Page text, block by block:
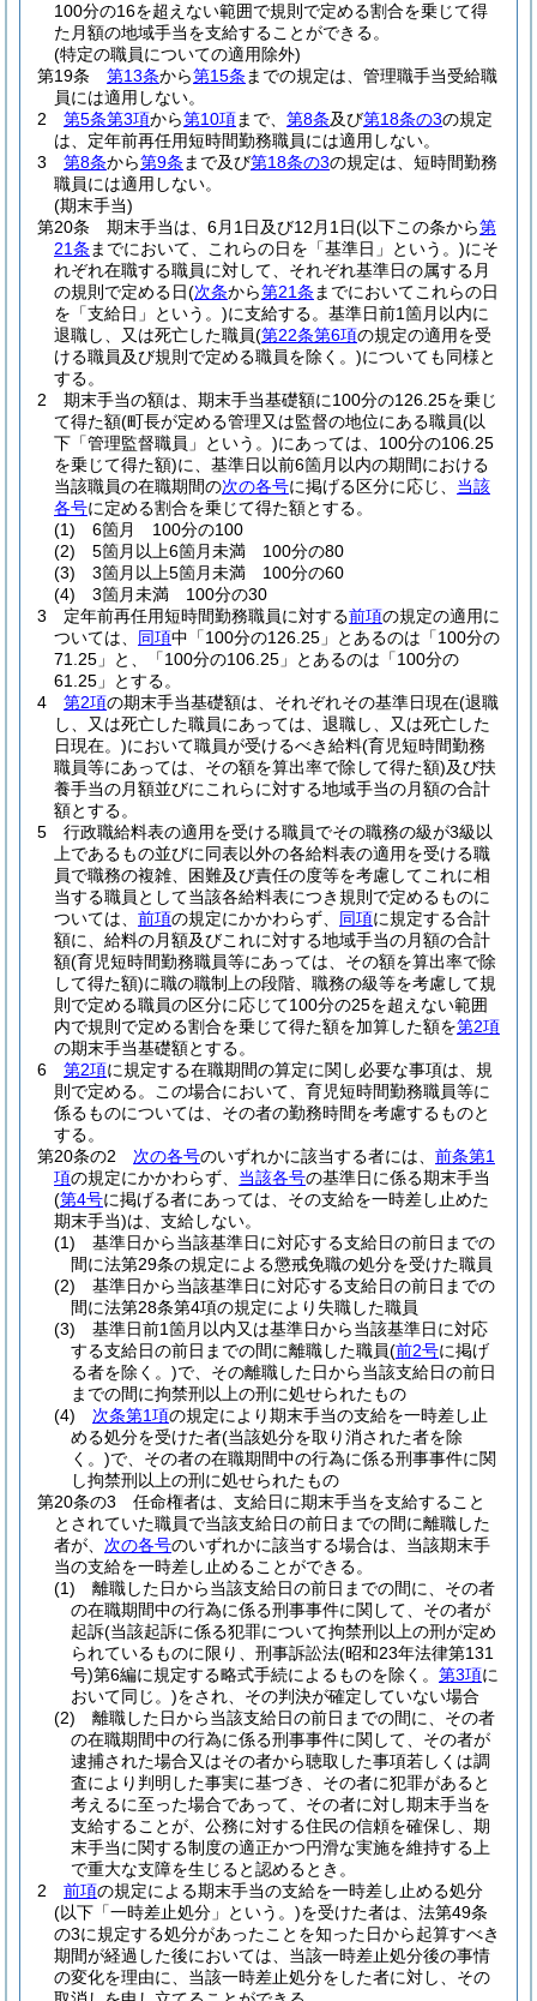
100分の16を超えない範囲で規則で定める割合を乗じて得
た月額の地域手当を支給することができる。
(特定の職員についての適用除外)
第19条
第13条から第15条 までの規定は、管理職手当受給職
員には適用しない。
2
第5条第3項から第10項まで、 第8条及び第18条の3の規定
は、定年前再任用短時間勤務職員には適用しない。
3
第8条から第9条 まで及び第18条の3の規定は、短時間勤務
職員には適用しない。
(期末手当)
第20条
期末手当は、6月1日及び12月1日(以下この条から第
21条 までにおいて、これらの日を「基準日」という。)にそ
れぞれ在職する職員に対して、それぞれ基準日の属する月
の規則で定める日(次条から第21条 までにおいてこれらの日
を「支給日」という。)に支給する。 基準日前1箇月以内に
退職し、又は死亡した職員(第22条第6項の規定の適用を受
ける職員及び規則で定める職員を除く。)についても同様と
する。
2
期末手当の額は、期末手当基礎額に100分の126.25を乗じ
て得た額(町長が定める管理又は監督の地位にある職員(以
下「管理監督職員」という。)にあっては、100分の106.25
を乗じて得た額)に、基準日以前6箇月以内の期間における
当該職員の在職期間の次の各号に掲げる区分に応じ、 当該
各号に定める割合を乗じて得た額とする。
(1)
6箇月 100分の100
(2)
5箇月以上6箇月未満 100分の80
(3)
3箇月以上5箇月未満 100分の60
(4)
3箇月未満 100分の30
3
定年前再任用短時間勤務職員に対する前項の規定の適用に
ついては、 同項中「100分の126.25」とあるのは「100分の
71.25」と、「100分の106.25」とあるのは「100分の
61.25」とする。
4
第2項の期末手当基礎額は、それぞれその基準日現在(退職
し、又は死亡した職員にあっては、退職し、又は死亡した
日現在。)において職員が受けるべき給料(育児短時間勤務
職員等にあっては、その額を算出率で除して得た額)及び扶
養手当の月額並びにこれらに対する地域手当の月額の合計
額とする。
5
行政職給料表の適用を受ける職員でその職務の級が3級以
上であるもの並びに同表以外の各給料表の適用を受ける職
員で職務の複雑、困難及び責任の度等を考慮してこれに相
当する職員として当該各給料表につき規則で定めるものに
ついては、 前項の規定にかかわらず、 同項に規定する合計
額に、給料の月額及びこれに対する地域手当の月額の合計
額(育児短時間勤務職員等にあっては、その額を算出率で除
して得た額)に職の職制上の段階、職務の級等を考慮して規
則で定める職員の区分に応じて100分の25を超えない範囲
内で規則で定める割合を乗じて得た額を加算した額を第2項
の期末手当基礎額とする。
6
第2項に規定する在職期間の算定に関し必要な事項は、規
則で定める。
この場合において、育児短時間勤務職員等に
係るものについては、その者の勤務時間を考慮するものと
する。
第20条の2
次の各号のいずれかに該当する者には、 前条第1
項の規定にかかわらず、 当該各号の基準日に係る期末手当
(第4号に掲げる者にあっては、その支給を一時差し止めた
期末手当)は、支給しない。
(1)
基準日から当該基準日に対応する支給日の前日までの
間に法第29条の規定による懲戒免職の処分を受けた職員
(2)
基準日から当該基準日に対応する支給日の前日までの
間に法第28条第4項の規定により失職した職員
(3)
基準日前1箇月以内又は基準日から当該基準日に対応
する支給日の前日までの間に離職した職員(前2号に掲げ
る者を除く。)で、その離職した日から当該支給日の前日
までの間に拘禁刑以上の刑に処せられたもの
(4)
次条第1項の規定により期末手当の支給を一時差し止
める処分を受けた者(当該処分を取り消された者を除
く。)で、その者の在職期間中の行為に係る刑事事件に関
し拘禁刑以上の刑に処せられたもの
第20条の3
任命権者は、支給日に期末手当を支給すること
とされていた職員で当該支給日の前日までの間に離職した
者が、 次の各号のいずれかに該当する場合は、当該期末手
当の支給を一時差し止めることができる。
(1)
離職した日から当該支給日の前日までの間に、その者
の在職期間中の行為に係る刑事事件に関して、その者が
起訴(当該起訴に係る犯罪について拘禁刑以上の刑が定め
られているものに限り、刑事訴訟法(昭和23年法律第131
号)第6編に規定する略式手続によるものを除く。 第3項に
おいて同じ。)をされ、その判決が確定していない場合
(2)
離職した日から当該支給日の前日までの間に、その者
の在職期間中の行為に係る刑事事件に関して、その者が
逮捕された場合又はその者から聴取した事項若しくは調
査により判明した事実に基づき、その者に犯罪があると
考えるに至った場合であって、その者に対し期末手当を
支給することが、公務に対する住民の信頼を確保し、期
末手当に関する制度の適正かつ円滑な実施を維持する上
で重大な支障を生じると認めるとき。
2
前項の規定による期末手当の支給を一時差し止める処分
(以下「一時差止処分」という。)を受けた者は、法第49条
の3に規定する処分があったことを知った日から起算すべき
期間が経過した後においては、当該一時差止処分後の事情
の変化を理由に、当該一時差止処分をした者に対し、その